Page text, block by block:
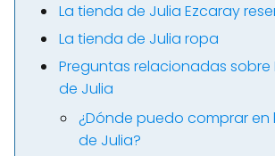
La tienda de Julia Ezcaray
La tienda de Julia ropa
Preguntas relacionadas sobre
de Julia
¿Dónde puedo comprar en
de Julia?